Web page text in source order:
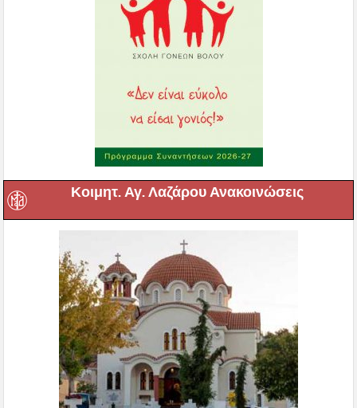
Κοιμητ. Αγ. Λαζάρου Ανακοινώσεις